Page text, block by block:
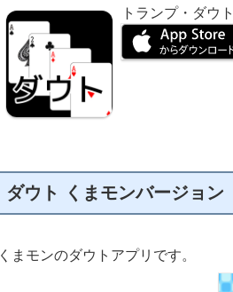
トランプ・ダウ
ダウト くまモンバージョン
くまモンのダウトアプリです。